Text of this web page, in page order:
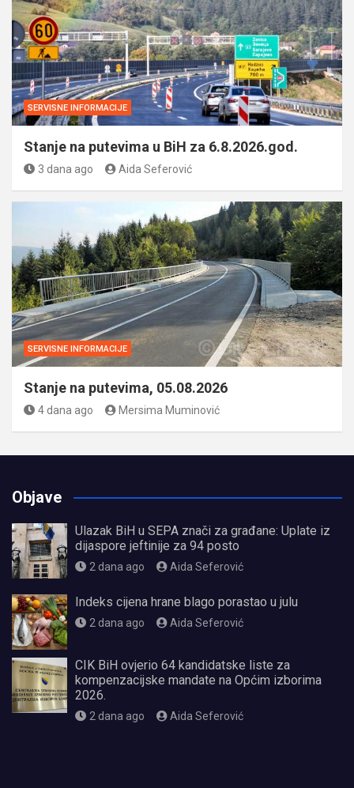
SERVISNE INFORMACIJE
Stanje na putevima u BiH za 6.8.2026.god.
3 dana ago Aida Seferović
SERVISNE INFORMACIJE
Stanje na putevima, 05.08.2026
4 dana ago Mersima Muminović
Objave
Ulazak BiH u SEPA znači za građane: Uplate iz
dijaspore jeftinije za 94 posto
2 dana ago Aida Seferović
Indeks cijena hrane blago porastao u julu
2 dana ago Aida Seferović
CIK BiH ovjerio 64 kandidatske liste za
kompenzacijske mandate na Općim izborima
2026.
2 dana ago Aida Seferović